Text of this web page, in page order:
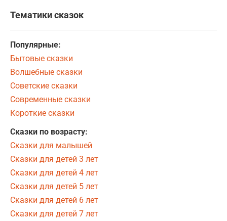
Тематики сказок
Популярные:
Бытовые сказки
Волшебные сказки
Советские сказки
Современные сказки
Короткие сказки
Сказки по возрасту:
Сказки для малышей
Сказки для детей 3 лет
Сказки для детей 4 лет
Сказки для детей 5 лет
Сказки для детей 6 лет
Сказки для детей 7 лет